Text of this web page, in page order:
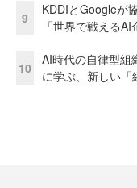
9
KDDIとGoogleが
「世界で戦える
10
AI時代の自律型
に学ぶ、新しい